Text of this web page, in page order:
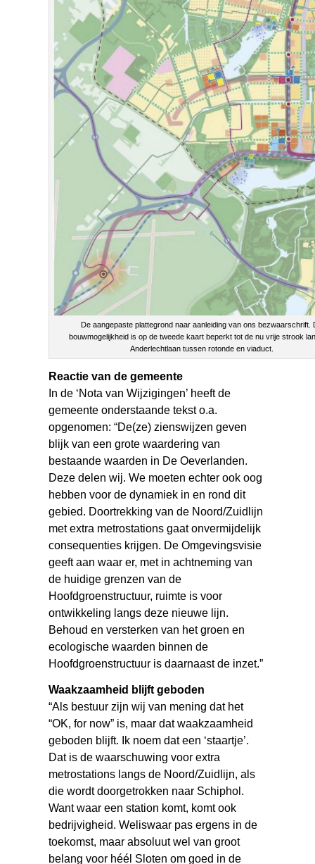
De aangepaste plattegrond naar aanleiding van ons bezwaarschrift.
bouwmogelijkheid is op de tweede kaart beperkt tot de nu vrije strook
Anderlechtlaan tussen rotonde en viaduct.
Reactie van de gemeente
In de ‘Nota van Wijzigingen’ heeft de
gemeente onderstaande tekst o.a.
opgenomen: “De(ze) zienswijzen geven
blijk van een grote waardering van
bestaande waarden in De Oeverlanden.
Deze delen wij. We moeten echter ook oog
hebben voor de dynamiek in en rond dit
gebied. Doortrekking van de Noord/Zuidlijn
met extra metrostations gaat onvermijdelijk
consequenties krijgen. De Omgevingsvisie
geeft aan waar er, met in achtneming van
de huidige grenzen van de
Hoofdgroenstructuur, ruimte is voor
ontwikkeling langs deze nieuwe lijn.
Behoud en versterken van het groen en
ecologische waarden binnen de
Hoofdgroenstructuur is daarnaast de inzet.”
Waakzaamheid blijft geboden
“Als bestuur zijn wij van mening dat het
“OK, for now” is, maar dat waakzaamheid
geboden blijft. Ik noem dat een ‘staartje’.
Dat is de waarschuwing voor extra
metrostations langs de Noord/Zuidlijn, als
die wordt doorgetrokken naar Schiphol.
Want waar een station komt, komt ook
bedrijvigheid. Weliswaar pas ergens in de
toekomst, maar absoluut wel van groot
belang voor héél Sloten om goed in de